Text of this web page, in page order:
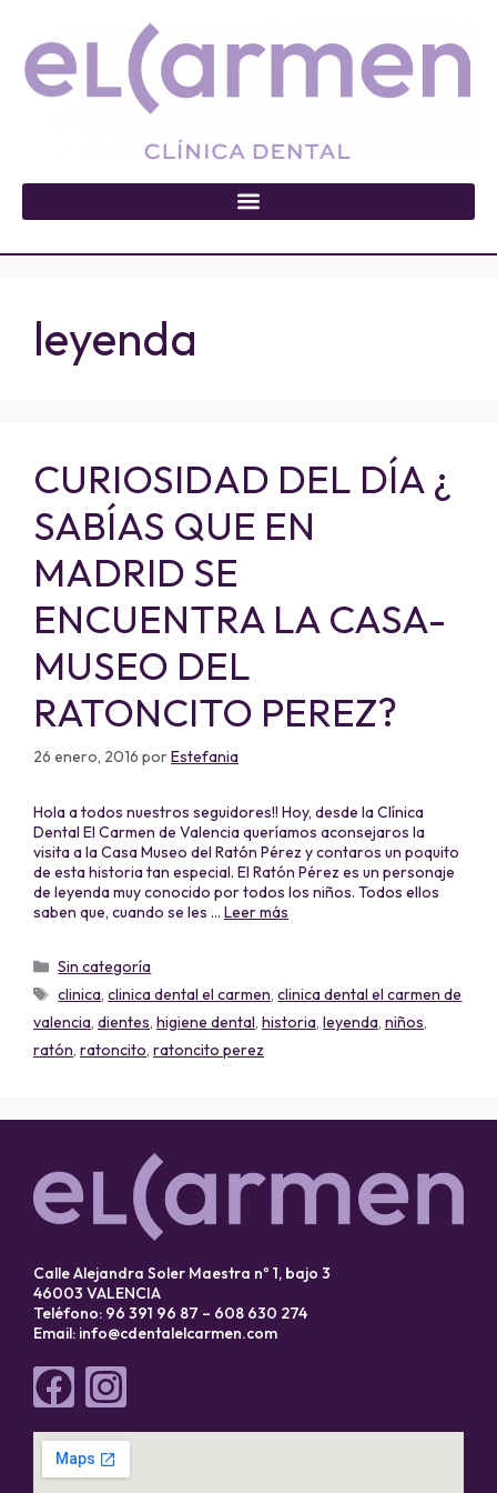
leyenda
CURIOSIDAD DEL DÍA ¿
SABÍAS QUE EN
MADRID SE
ENCUENTRA LA CASA-
MUSEO DEL
RATONCITO PEREZ?
26 enero, 2016 porEstefania
Hola a todos nuestros seguidores!! Hoy, desde la Clínica
Dental El Carmen de Valencia queríamos aconsejaros la
visita a la Casa Museo del Ratón Pérez y contaros un poquito
de esta historia tan especial. El Ratón Pérez es un personaje
de leyenda muy conocido por todos los niños. Todos ellos
saben que, cuando se les … Leer más
Sin categoría
clinica,clinica dental el carmen,clinica dental el carmen de
valencia, dientes, higiene dental, historia, leyenda, niños,
ratón, ratoncito, ratoncito perez
Calle Alejandra Soler Maestra nº 1, bajo 3
46003 VALENCIA
Teléfono: 96 391 96 87 – 608 630 274
Email: info@cdentalelcarmen.com